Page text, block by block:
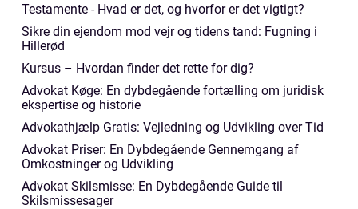
Testamente - Hvad er det, og hvorfor er det vigtigt?
Sikre din ejendom mod vejr og tidens tand: Fugning i
Hillerød
Kursus – Hvordan finder det rette for dig?
Advokat Køge: En dybdegående fortælling om juridisk
ekspertise og historie
Advokathjælp Gratis: Vejledning og Udvikling over Tid
Advokat Priser: En Dybdegående Gennemgang af
Omkostninger og Udvikling
Advokat Skilsmisse: En Dybdegående Guide til
Skilsmissesager